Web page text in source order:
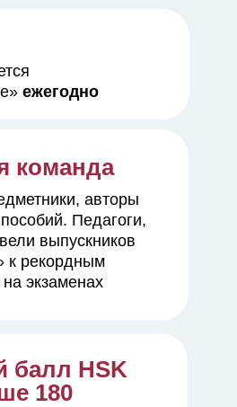
команда
авторы
Педагоги,
выпускников
к рекордным
экзаменах
балл HSK
180
ежегодно